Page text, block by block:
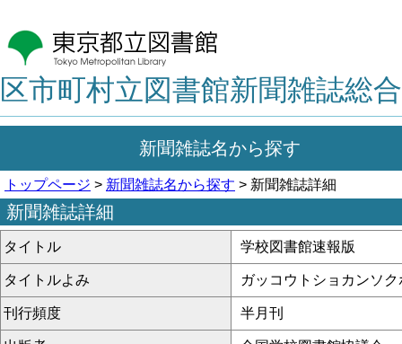
区市町村立図書館新聞雑誌総
新聞雑誌名から探す
トップページ > 新聞雑誌名から探す > 新聞雑誌詳細
新聞雑誌詳細
タイトル 学校図書館速報版
タイトルよみ ガッコウトショカンソ
刊行頻度 半月刊